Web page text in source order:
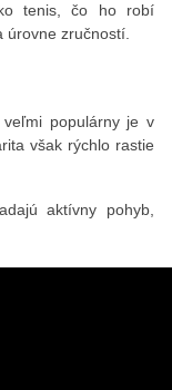
tenis, čo ho robí
úrovne zručností.
populárny je v
však rýchlo rastie
aktívny pohyb,